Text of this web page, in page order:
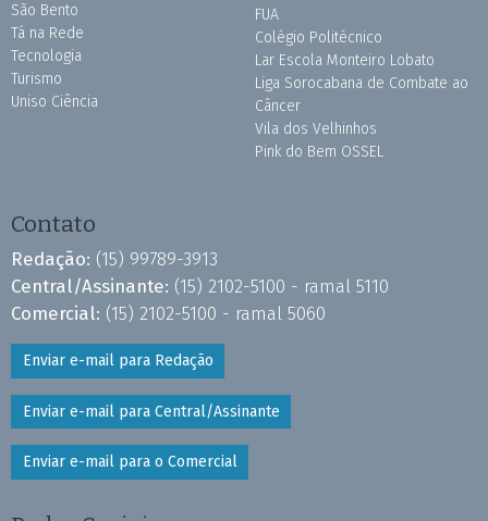
São Bento
Tá na Rede
Tecnologia
Turismo
Uniso Ciência
FUA
Colégio Politécnico
Lar Escola Monteiro Lobato
Liga Sorocabana de Combate ao
Câncer
Vila dos Velhinhos
Pink do Bem OSSEL
Contato
Redação: (15) 99789-3913
Central/Assinante: (15) 2102-5100 - ramal 5110
Comercial: (15) 2102-5100 - ramal 5060
Enviar e-mail para Redação
Enviar e-mail para Central/Assinante
Enviar e-mail para o Comercial